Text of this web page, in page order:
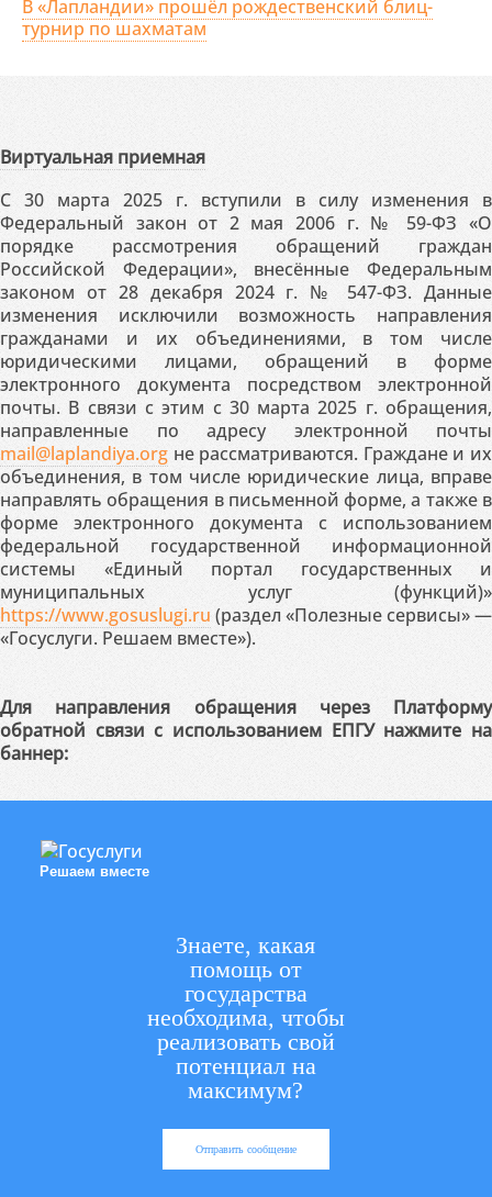
В «Лапландии» прошёл рождественский блиц-
турнир по шахматам
Виртуальная приемная
С 30 марта 2025 г. вступили в силу изменения в
Федеральный закон от 2 мая 2006 г. № 59-ФЗ «О
порядке рассмотрения обращений граждан
Российской Федерации», внесённые Федеральным
законом от 28 декабря 2024 г. № 547-ФЗ. Данные
изменения исключили возможность направления
гражданами и их объединениями, в том числе
юридическими лицами, обращений в форме
электронного документа посредством электронной
почты. В связи с этим с 30 марта 2025 г. обращения,
направленные по адресу электронной почты
mail@laplandiya.org не рассматриваются. Граждане и их
объединения, в том числе юридические лица, вправе
направлять обращения в письменной форме, а также в
форме электронного документа с использованием
федеральной государственной информационной
системы «Единый портал государственных и
муниципальных услуг (функций)»
https://www.gosuslugi.ru (раздел «Полезные сервисы» —
«Госуслуги. Решаем вместе»).
Для направления обращения через Платформу
обратной связи с использованием ЕПГУ нажмите на
баннер:
Решаем вместе
Знаете, какая
помощь от
государства
необходима, чтобы
реализовать свой
потенциал на
максимум?
Отправить сообщение